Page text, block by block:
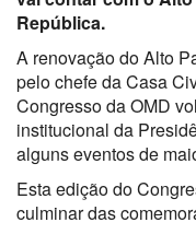
República.
A renovação do Alto
pelo chefe da Casa
Congresso da OMD
institucional da
alguns eventos de
Esta edição do
culminar das